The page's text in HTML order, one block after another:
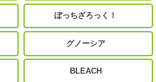
ぼっちざろっく！
グノーシア
BLEACH